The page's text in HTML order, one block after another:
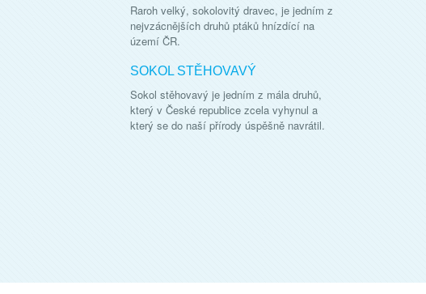
Raroh velký, sokolovitý dravec, je jedním z
nejvzácnějších druhů ptáků hnízdící na
území ČR.
SOKOL STĚHOVAVÝ
Sokol stěhovavý je jedním z mála druhů,
který v České republice zcela vyhynul a
který se do naší přírody úspěšně navrátil.